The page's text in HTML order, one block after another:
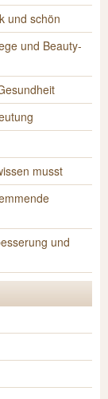
und schön
und Beauty-
musst
und